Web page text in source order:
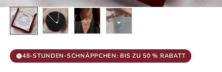
48-STUNDEN-SCHNÄPPCHEN: BIS ZU 50 % RABATT